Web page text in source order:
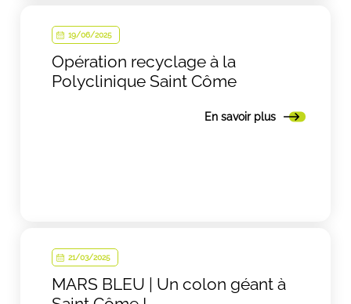
19/06/2025
Opération recyclage à la
Polyclinique Saint Côme
En savoir plus
21/03/2025
MARS BLEU | Un colon géant à